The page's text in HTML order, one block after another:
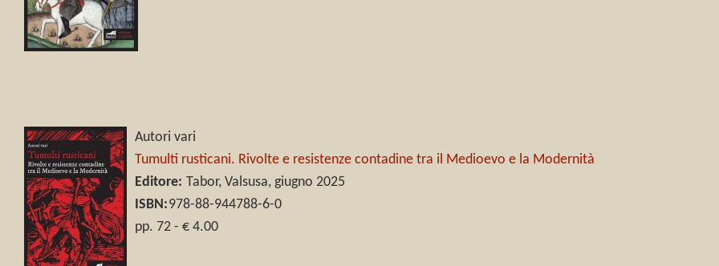
Autori vari
Tumulti rusticani. Rivolte e resistenze contadine tra il Medioevo e la Modernità
Editore: Tabor, Valsusa, giugno 2025
ISBN:978-88-944788-6-0
pp. 72 - € 4.00